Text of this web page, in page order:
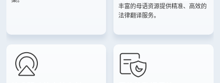
丰富的母语资源提供精准、高效的
法律翻译服务。